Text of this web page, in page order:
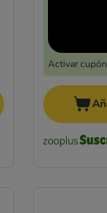
Activar